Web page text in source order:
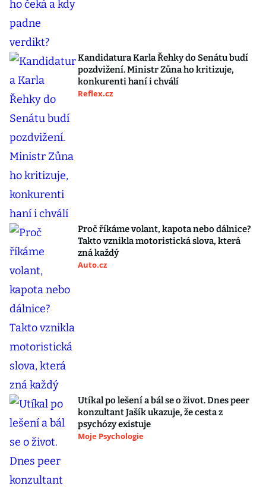
Kandidatura Karla Řehky do Senátu budí
pozdvižení. Ministr Zůna ho kritizuje,
konkurenti haní i chválí
Reflex.cz
Proč říkáme volant, kapota nebo dálnice?
Takto vznikla motoristická slova, která
zná každý
Auto.cz
Utíkal po lešení a bál se o život. Dnes peer
konzultant Jašík ukazuje, že cesta z
psychózy existuje
Moje Psychologie